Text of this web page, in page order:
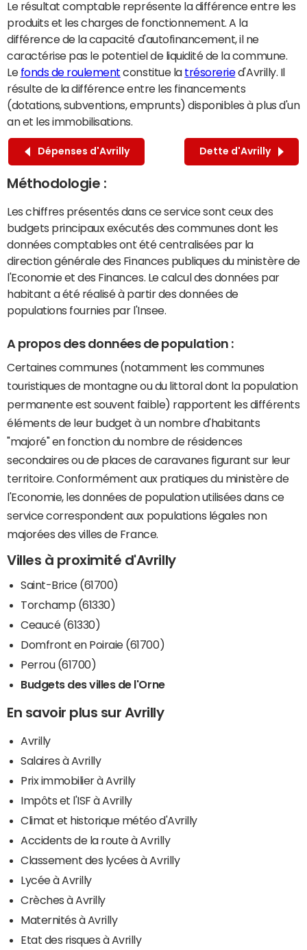
Le résultat comptable représente la différence entre les
produits et les charges de fonctionnement. A la
différence de la capacité d'autofinancement, il ne
caractérise pas le potentiel de liquidité de la commune.
Le fonds de roulement constitue la trésoreried'Avrilly. Il
résulte de la différence entre les financements
(dotations, subventions, emprunts) disponibles à plus d'un
an et les immobilisations.
Dépenses d'Avrilly Dette d'Avrilly
Méthodologie :
Les chiffres présentés dans ce service sont ceux des
budgets principaux exécutés des communes dont les
données comptables ont été centralisées par la
direction générale des Finances publiques du ministère de
l'Economie et des Finances. Le calcul des données par
habitant a été réalisé à partir des données de
populations fournies par l'Insee.
A propos des données de population :
Certaines communes (notamment les communes
touristiques de montagne ou du littoral dont la population
permanente est souvent faible) rapportent les différents
éléments de leur budget à un nombre d'habitants
"majoré" en fonction du nombre de résidences
secondaires ou de places de caravanes figurant sur leur
territoire. Conformément aux pratiques du ministère de
l'Economie, les données de population utilisées dans ce
service correspondent aux populations légales non
majorées des villes de France.
Villes à proximité d'Avrilly
Saint-Brice (61700)
Torchamp (61330)
Ceaucé (61330)
Domfront en Poiraie (61700)
Perrou (61700)
Budgets des villes de l'Orne
En savoir plus sur Avrilly
Avrilly
Salaires à Avrilly
Prix immobilier à Avrilly
Impôts et l'ISF à Avrilly
Climat et historique météo d'Avrilly
Accidents de la route à Avrilly
Classement des lycées à Avrilly
Lycée à Avrilly
Crèches à Avrilly
Maternités à Avrilly
Etat des risques à Avrilly